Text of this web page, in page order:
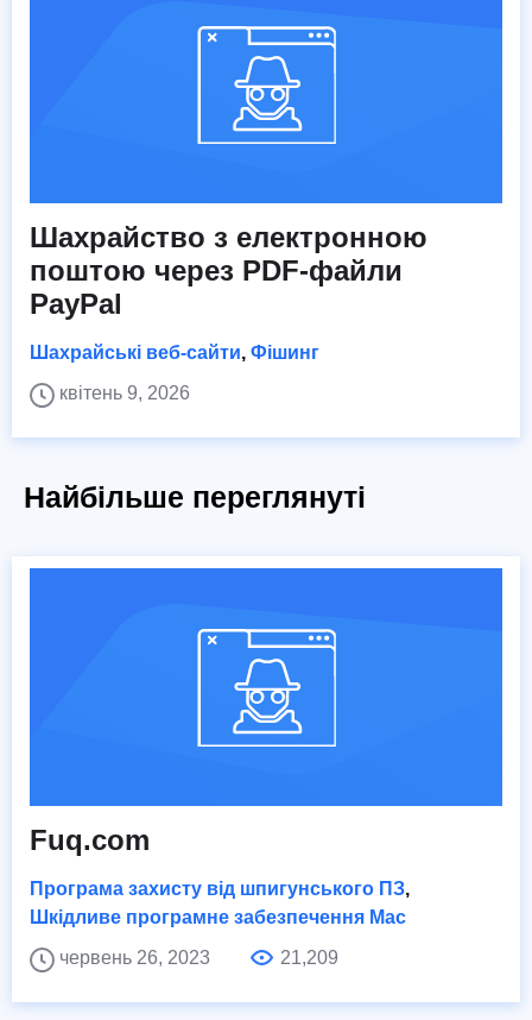
Шахрайство з електронною
поштою через PDF-файли
PayPal
Шахрайські веб-сайти, Фішинг
квітень 9, 2026
Найбільше переглянуті
Fuq.com
Програма захисту від шпигунського ПЗ,
Шкідливе програмне забезпечення Mac
червень 26, 2023
21,209